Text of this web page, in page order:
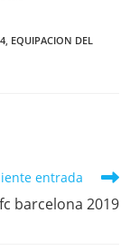
, EQUIPACION DEL
entrada
barcelona 2019